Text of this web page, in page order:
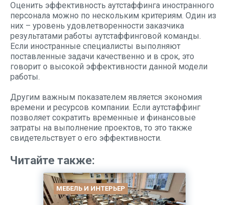
Оценить эффективность аутстаффинга иностранного
персонала можно по нескольким критериям. Один из
них – уровень удовлетворенности заказчика
результатами работы аутстаффинговой команды.
Если иностранные специалисты выполняют
поставленные задачи качественно и в срок, это
говорит о высокой эффективности данной модели
работы.
Другим важным показателем является экономия
времени и ресурсов компании. Если аутстаффинг
позволяет сократить временные и финансовые
затраты на выполнение проектов, то это также
свидетельствует о его эффективности.
Читайте также:
МЕБЕЛЬ И ИНТЕРЬЕР